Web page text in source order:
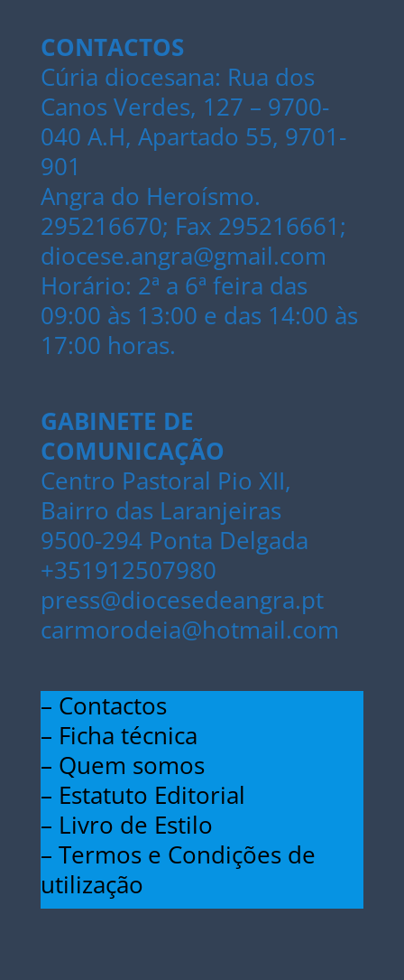
CONTACTOS
Cúria diocesana: Rua dos
Canos Verdes, 127 – 9700-
040 A.H, Apartado 55, 9701-
901
Angra do Heroísmo.
295216670; Fax 295216661;
diocese.angra@gmail.com
Horário: 2ª a 6ª feira das
09:00 às 13:00 e das 14:00 às
17:00 horas.
GABINETE DE
COMUNICAÇÃO
Centro Pastoral Pio XII,
Bairro das Laranjeiras
9500-294 Ponta Delgada
+351912507980
press@diocesedeangra.pt
carmorodeia@hotmail.com
– Contactos
– Ficha técnica
– Quem somos
– Estatuto Editorial
– Livro de Estilo
– Termos e Condições de
utilização